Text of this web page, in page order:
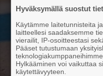
Hyväksymällä suostut
Käytämme laitetunnisteita
laitteellesi saadaksemme
vierailit, IP-osoitteestasi
Pääset tutustumaan
Hylkääminen voi vaikuttaa
käytettävyyteen.